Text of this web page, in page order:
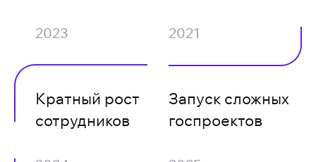
2023
Кратный рост
сотрудников
2021
Запуск сложных
госпроектов